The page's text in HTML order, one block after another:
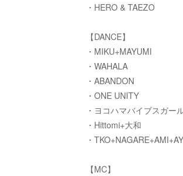
・HERO & TAEZO
【DANCE】
・MIKU+MAYUMI
・WAHALA
・ABANDON
・ONE UNITY
・ヨコハマバイブスガー
・Hittomi+大和
・
【MC】